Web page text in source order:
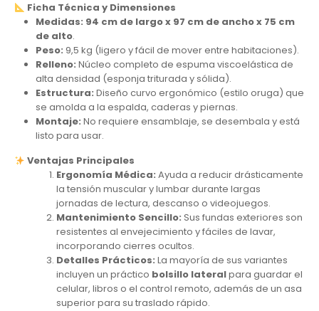
Ficha Técnica y Dimensiones
Medidas: 94 cm de largo x 97 cm de ancho x 75 cm
de alto.
Peso: 9,5 kg (ligero y fácil de mover entre habitaciones).
Relleno: Núcleo completo de espuma viscoelástica de
alta densidad (esponja triturada y sólida).
Estructura: Diseño curvo ergonómico (estilo oruga) que
se amolda a la espalda, caderas y piernas.
Montaje: No requiere ensamblaje, se desembala y está
listo para usar.
Ventajas Principales
Ergonomía Médica: Ayuda a reducir drásticamente
la tensión muscular y lumbar durante largas
jornadas de lectura, descanso o videojuegos.
Mantenimiento Sencillo: Sus fundas exteriores son
resistentes al envejecimiento y fáciles de lavar,
incorporando cierres ocultos.
Detalles Prácticos: La mayoría de sus variantes
incluyen un práctico bolsillo lateralpara guardar el
celular, libros o el control remoto, además de un asa
superior para su traslado rápido.